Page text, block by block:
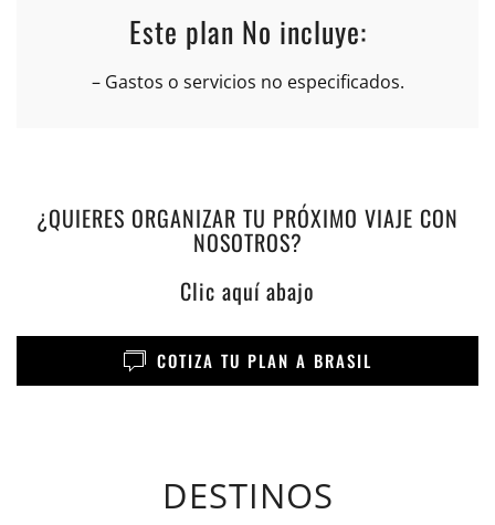
Este plan No incluye:
– Gastos o servicios no especificados.
¿QUIERES ORGANIZAR TU PRÓXIMO VIAJE CON
NOSOTROS?
Clic aquí abajo
COTIZA TU PLAN A BRASIL
DESTINOS